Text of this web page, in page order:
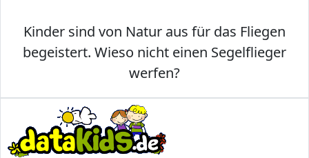
Kinder sind von Natur aus für das Fliegen
begeistert. Wieso nicht einen Segelflieger
werfen?